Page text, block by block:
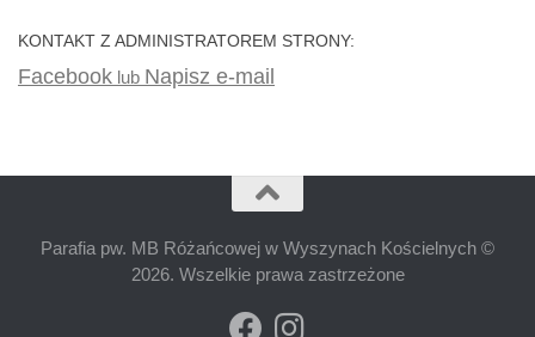
KONTAKT Z ADMINISTRATOREM STRONY:
Facebook lub Napisz e-mail
Parafia pw. MB Różańcowej w Wyszynach Kościelnych ©
2026. Wszelkie prawa zastrzeżone